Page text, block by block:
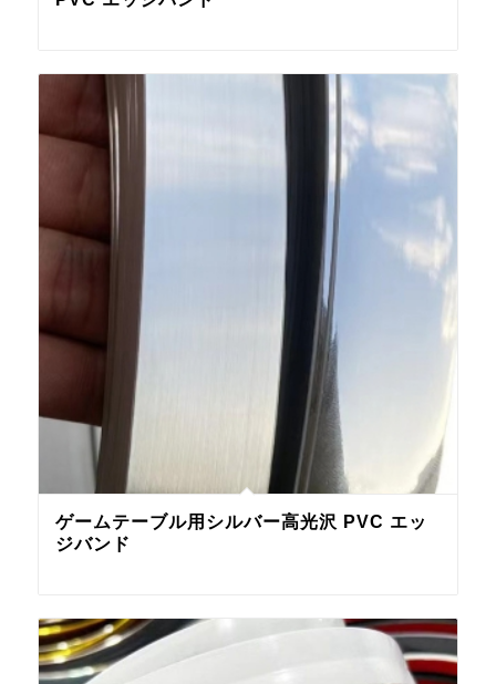
ゲームテーブル用シルバー高光沢 PVC エッ
ジバンド